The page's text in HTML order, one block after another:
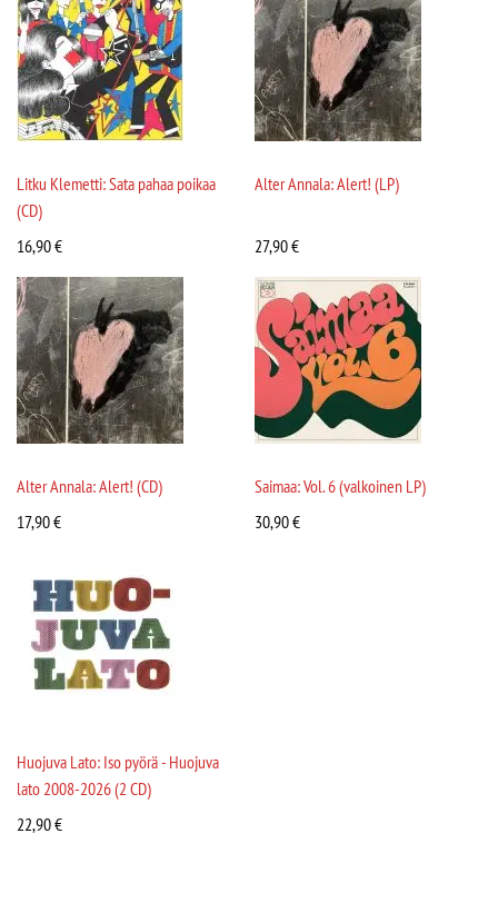
Litku Klemetti: Sata pahaa poikaa
(CD)
16,90€
Alter Annala: Alert! (LP)
27,90€
Alter Annala: Alert! (CD)
17,90€
Saimaa: Vol. 6 (valkoinen LP)
30,90€
Huojuva Lato: Iso pyörä - Huojuva
lato 2008-2026 (2 CD)
22,90€